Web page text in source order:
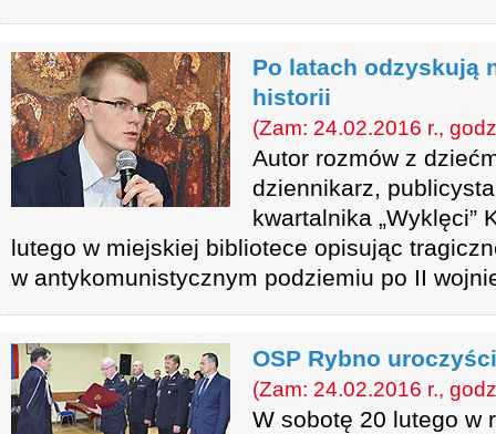
Po latach odzyskują
historii
(Zam: 24.02.2016 r.,
Autor rozmów z
dziennikarz,
kwartalnika „Wyklęci”
lutego w miejskiej bibliotece opisując
w antykomunistycznym podziemiu po II
OSP Rybno
(Zam: 24.02.2016 r.,
W sobotę 20 lutego w